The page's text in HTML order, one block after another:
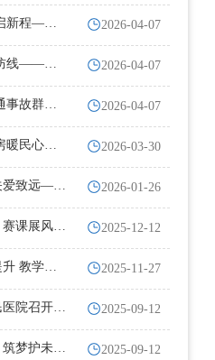
新程——
2026-04-07
线——我
2026-04-07
故群体
2026-04-07
暖民心
2026-03-30
爱致远——
2026-01-26
课展风采
2025-12-12
教学交
2025-11-27
医院召开
2025-09-12
梦护未来
2025-09-12